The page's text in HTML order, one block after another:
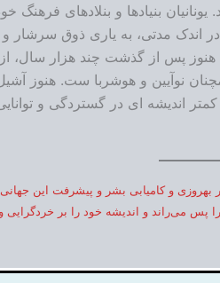
بنیادها و بنلادهای فرهنگ
در اندک مدتی، به یاری ذوق سرشار و
هنوز پس از گذشت چند هزار سال،
نوآیین و هوشربا ست. هنوز
اندیشه ای در گستردگی و
و کامیابی بشر و پیشرفت این
پس می‌راند و اندیشه خود را بر